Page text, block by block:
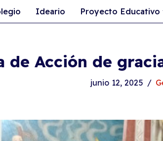
Ideario Proyecto Educativo
de Acción de
junio 12, 2025